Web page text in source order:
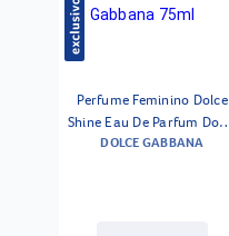
Perfume Feminino Dolce
Shine Eau De Parfum Dolce
& Gabbana 75ml
DOLCE GABBANA